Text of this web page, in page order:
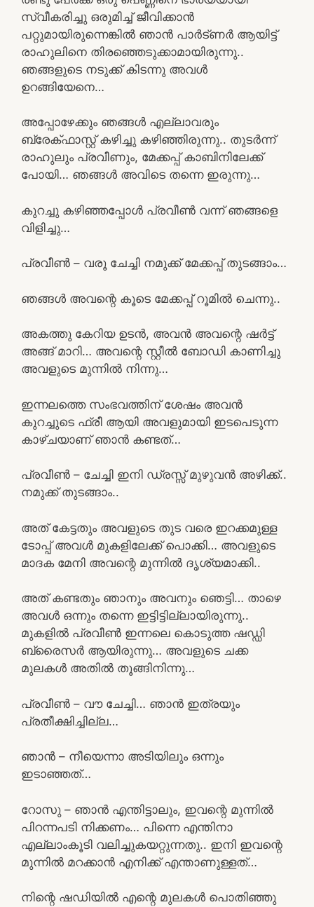
സ്വീകരിച്ചു ഒരുമിച്ച് ജീവിക്കാൻ
പറ്റുമായിരുന്നെങ്കിൽ ഞാൻ പാർട്ണർ ആയിട്ട്
രാഹുലിനെ തിരഞ്ഞെടുക്കാമായിരുന്നു..
ഞങ്ങളുടെ നടുക്ക് കിടന്നു അവൾ
ഉറങ്ങിയേനെ…
അപ്പോഴേക്കും ഞങ്ങൾ എല്ലാവരും
ബ്രേക്ഫാസ്റ്റ് കഴിച്ചു കഴിഞ്ഞിരുന്നു.. തുടർന്ന്
രാഹുലും പ്രവീണും, മേക്കപ്പ് കാബിനിലേക്ക്
പോയി… ഞങ്ങൾ അവിടെ തന്നെ ഇരുന്നു…
കുറച്ചു കഴിഞ്ഞപ്പോൾ പ്രവീൺ വന്ന് ഞങ്ങളെ
വിളിച്ചു…
പ്രവീൺ – വരൂ ചേച്ചി നമുക്ക് മേക്കപ്പ് തുടങ്ങാം…
ഞങ്ങൾ അവന്റെ കൂടെ മേക്കപ്പ് റൂമിൽ ചെന്നു..
അകത്തു കേറിയ ഉടൻ, അവൻ അവന്റെ ഷർട്ട്‌
അങ്ങ് മാറി… അവന്റെ സ്റ്റീൽ ബോഡി കാണിച്ചു
അവളുടെ മുന്നിൽ നിന്നു…
ഇന്നലത്തെ സംഭവത്തിന് ശേഷം അവൻ
കുറച്ചുടെ ഫ്രീ ആയി അവളുമായി ഇടപെടുന്ന
കാഴ്ചയാണ് ഞാൻ കണ്ടത്…
പ്രവീൺ – ചേച്ചി ഇനി ഡ്രസ്സ് മുഴുവൻ അഴിക്ക്..
നമുക്ക് തുടങ്ങാം..
അത് കേട്ടതും അവളുടെ തുട വരെ ഇറക്കമുള്ള
ടോപ്പ് അവൾ മുകളിലേക്ക് പൊക്കി… അവളുടെ
മാദക മേനി അവന്റെ മുന്നിൽ ദൃശ്യമാക്കി..
അത് കണ്ടതും ഞാനും അവനും ഞെട്ടി… താഴെ
അവൾ ഒന്നും തന്നെ ഇട്ടിട്ടില്ലായിരുന്നു..
മുകളിൽ പ്രവീൺ ഇന്നലെ കൊടുത്ത ഷഡ്ഡി
ബ്രൈസർ ആയിരുന്നു… അവളുടെ ചക്ക
മുലകൾ അതിൽ തൂങ്ങിനിന്നു…
പ്രവീൺ – വൗ ചേച്ചി… ഞാൻ ഇത്രയും
പ്രതീക്ഷിച്ചില്ല…
ഞാൻ – നീയെന്നാ അടിയിലും ഒന്നും
ഇടാഞ്ഞത്…
റോസു – ഞാൻ എന്തിട്ടാലും, ഇവന്റെ മുന്നിൽ
പിറന്നപടി നിക്കണം… പിന്നെ എന്തിനാ
എല്ലാംകൂടി വലിച്ചുകയറ്റുന്നതു.. ഇനി ഇവന്റെ
മുന്നിൽ മറക്കാൻ എനിക്ക് എന്താണുള്ളത്…
നിന്റെ ഷഡിയിൽ എന്റെ മുലകൾ പൊതിഞ്ഞു